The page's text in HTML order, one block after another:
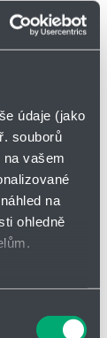
údaje (jako
souborů
vašem
na
ohledně
LINCOLN